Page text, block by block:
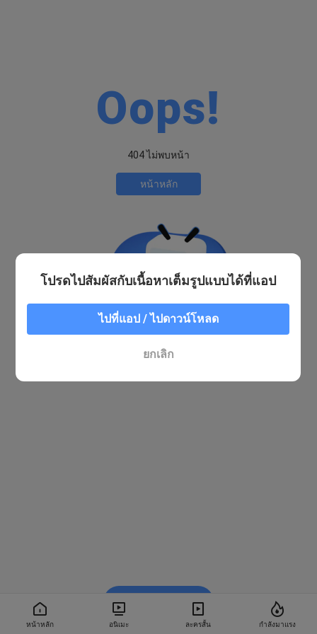
หน้าหลัก อนิเมะ ละครสั้น กำลังมาแรง
Oops!
404 ไม่พบหน้า
หน้าหลัก
รับชมใน BiliBili
โปรดไปสัมผัสกับเนื้อหาเต็มรูปแบบได้ที่แอป
ไปที่แอป / ไปดาวน์โหลด
ยกเลิก